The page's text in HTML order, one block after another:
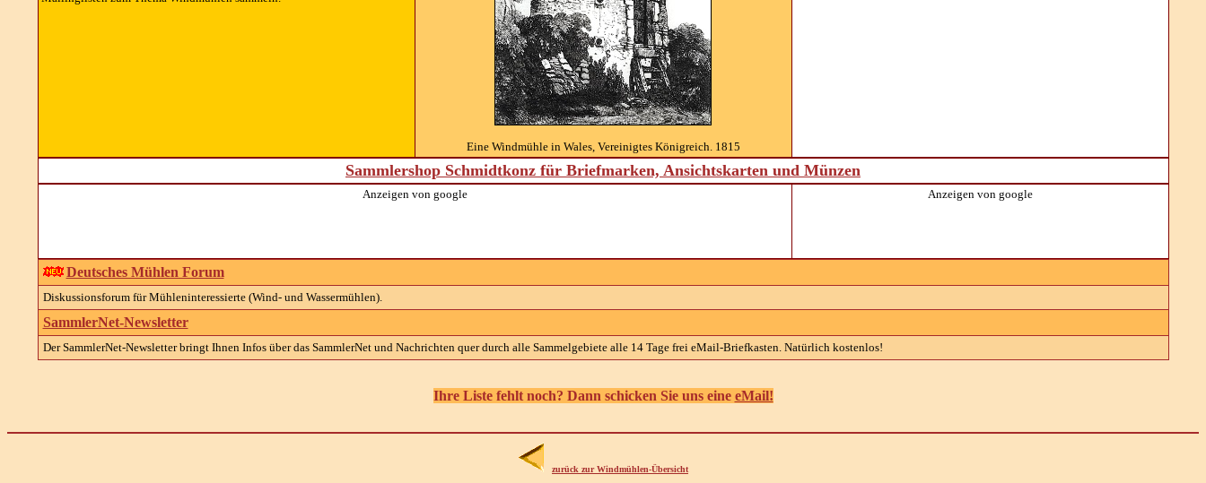
Eine Windmühle in Wales, Vereinigtes Königreich. 1815
Sammlershop Schmidtkonz für Briefmarken, Ansichtskarten und Münzen
Anzeigen von google Anzeigen von google
Deutsches Mühlen Forum
Diskussionsforum für Mühleninteressierte (Wind- und Wassermühlen).
SammlerNet-Newsletter
Der SammlerNet-Newsletter bringt Ihnen Infos über das SammlerNet und Nachrichten quer durch alle Sammelgebiete alle 14 Tage frei eMail-Briefkasten. Natürlich kostenlos!
Ihre Liste fehlt noch? Dann schicken Sie uns eine eMail!
zurück zur Windmühlen-Übersicht